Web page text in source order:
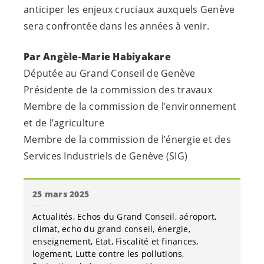
anticiper les enjeux cruciaux auxquels Genève
sera confrontée dans les années à venir.
Par Angèle-Marie Habiyakare
Députée au Grand Conseil de Genève
Présidente de la commission des travaux
Membre de la commission de l’environnement
et de l’agriculture
Membre de la commission de l’énergie et des
Services Industriels de Genève (SIG)
25 mars 2025
Actualités Echos du Grand Conseil aéroport
climat echo du grand conseil énergie
enseignement Etat Fiscalité et finances
logement Lutte contre les pollutions